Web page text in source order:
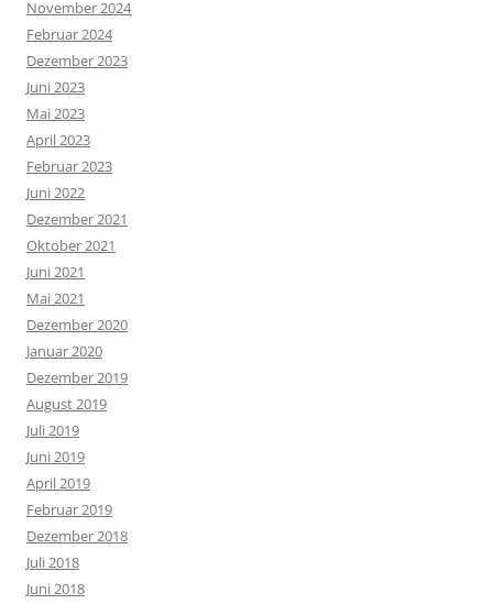
November 2024
Februar 2024
Dezember 2023
Juni 2023
Mai 2023
April 2023
Februar 2023
Juni 2022
Dezember 2021
Oktober 2021
Juni 2021
Mai 2021
Dezember 2020
Januar 2020
Dezember 2019
August 2019
Juli 2019
Juni 2019
April 2019
Februar 2019
Dezember 2018
Juli 2018
Juni 2018